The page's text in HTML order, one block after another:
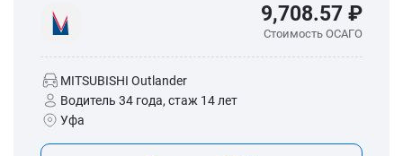
9,708.57 ₽
Стоимость ОСАГО
MITSUBISHI Outlander
Водитель 34 года, стаж 14 лет
Уфа